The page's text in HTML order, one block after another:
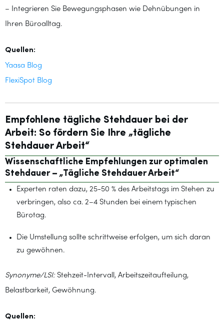
– Integrieren Sie Bewegungsphasen wie Dehnübungen in
Ihren Büroalltag.
Quellen:
Yaasa Blog
FlexiSpot Blog
Empfohlene tägliche Stehdauer bei der
Arbeit: So fördern Sie Ihre „tägliche
Stehdauer Arbeit“
Wissenschaftliche Empfehlungen zur optimalen
Stehdauer – „Tägliche Stehdauer Arbeit“
Experten raten dazu, 25-50 % des Arbeitstags im Stehen zu
verbringen, also ca. 2–4 Stunden bei einem typischen
Bürotag.
Die Umstellung sollte schrittweise erfolgen, um sich daran
zu gewöhnen.
Synonyme/LSI:Stehzeit-Intervall, Arbeitszeitaufteilung,
Belastbarkeit, Gewöhnung.
Quellen: